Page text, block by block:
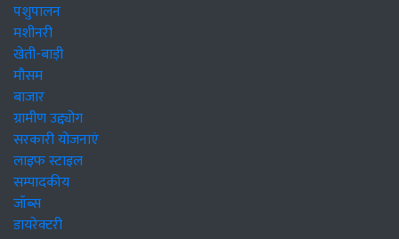
पशुपालन
मशीनरी
खेती-बाड़ी
मौसम
बाजार
ग्रामीण उद्द्योग
सरकारी योजनाएं
लाइफ स्टाइल
सम्पादकीय
जॉब्स
डायरेक्टरी